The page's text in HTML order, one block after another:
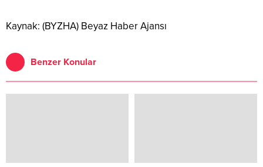
Kaynak: (BYZHA) Beyaz Haber Ajansı
Benzer Konular